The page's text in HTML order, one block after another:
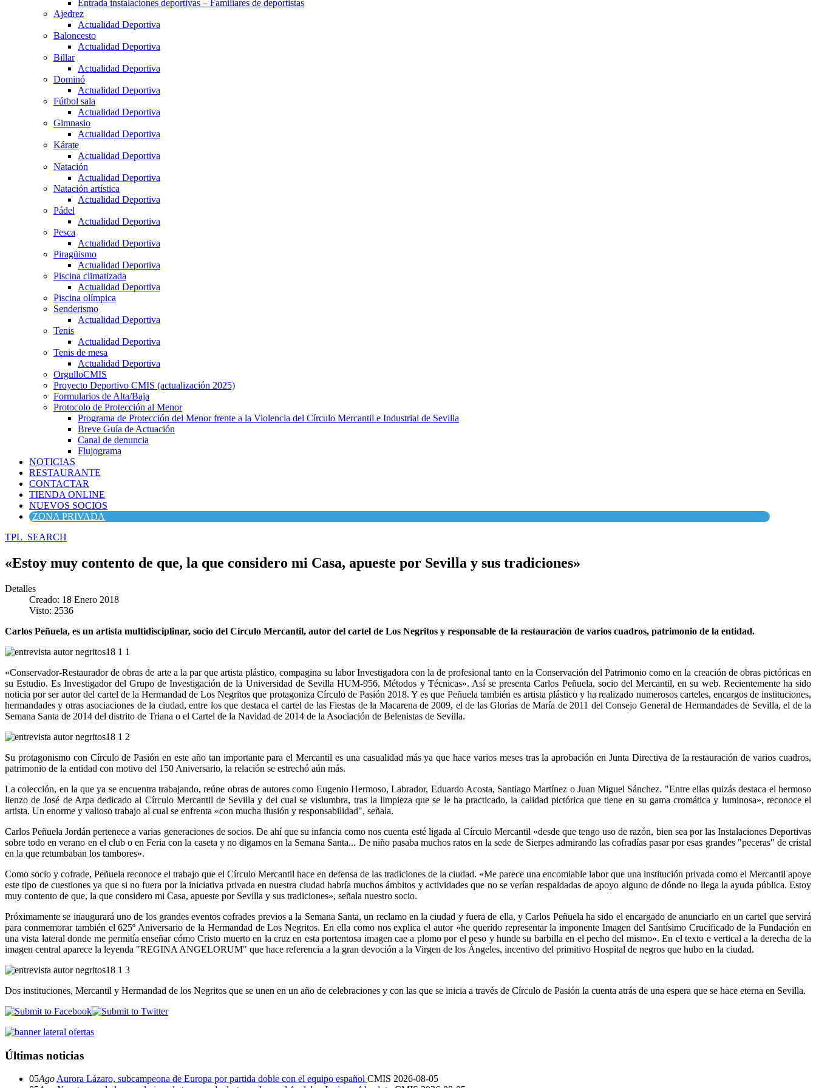
Entrada instalaciones deportivas – Familiares de deportistas
Ajedrez
Actualidad Deportiva
Baloncesto
Actualidad Deportiva
Billar
Actualidad Deportiva
Dominó
Actualidad Deportiva
Fútbol sala
Actualidad Deportiva
Gimnasio
Actualidad Deportiva
Kárate
Actualidad Deportiva
Natación
Actualidad Deportiva
Natación artística
Actualidad Deportiva
Pádel
Actualidad Deportiva
Pesca
Actualidad Deportiva
Piragüismo
Actualidad Deportiva
Piscina climatizada
Actualidad Deportiva
Piscina olímpica
Senderismo
Actualidad Deportiva
Tenis
Actualidad Deportiva
Tenis de mesa
Actualidad Deportiva
OrgulloCMIS
Proyecto Deportivo CMIS (actualización 2025)
Formularios de Alta/Baja
Protocolo de Protección al Menor
Programa de Protección del Menor frente a la Violencia del Círculo Mercantil e Industrial de Sevilla
Breve Guía de Actuación
Canal de denuncia
Flujograma
NOTICIAS
RESTAURANTE
CONTACTAR
TIENDA ONLINE
NUEVOS SOCIOS
ZONA PRIVADA
TPL_SEARCH
«Estoy muy contento de que, la que considero mi Casa, apueste por Sevilla y sus tradiciones»
Detalles
Creado: 18 Enero 2018
Visto: 2536
Carlos Peñuela, es un artista multidisciplinar, socio del Círculo Mercantil, autor del cartel de Los Negritos y responsable de la restauración de varios cuadros, patrimonio de la entidad.
«Conservador-Restaurador de obras de arte a la par que artista plástico, compagina su labor Investigadora con la de profesional tanto en la Conservación del Patrimonio como en la creación de obras pictóricas en
su Estudio. Es Investigador del Grupo de Investigación de la Universidad de Sevilla HUM-956. Métodos y Técnicas». Así se presenta Carlos Peñuela, socio del Mercantil, en su web. Recientemente ha sido
noticia por ser autor del cartel de la Hermandad de Los Negritos que protagoniza Círculo de Pasión 2018. Y es que Peñuela también es artista plástico y ha realizado numerosos carteles, encargos de instituciones,
hermandades y otras asociaciones de la ciudad, entre los que destaca el cartel de las Fiestas de la Macarena de 2009, el de las Glorias de María de 2011 del Consejo General de Hermandades de Sevilla, el de la
Semana Santa de 2014 del distrito de Triana o el Cartel de la Navidad de 2014 de la Asociación de Belenistas de Sevilla.
Su protagonismo con Círculo de Pasión en este año tan importante para el Mercantil es una casualidad más ya que hace varios meses tras la aprobación en Junta Directiva de la restauración de varios cuadros,
patrimonio de la entidad con motivo del 150 Aniversario, la relación se estrechó aún más.
La colección, en la que ya se encuentra trabajando, reúne obras de autores como Eugenio Hermoso, Labrador, Eduardo Acosta, Santiago Martínez o Juan Miguel Sánchez. "Entre ellas quizás destaca el hermoso
lienzo de José de Arpa dedicado al Círculo Mercantil de Sevilla y del cual se vislumbra, tras la limpieza que se le ha practicado, la calidad pictórica que tiene en su gama cromática y luminosa», reconoce el
artista. Un enorme y valioso trabajo al cual se enfrenta «con mucha ilusión y responsabilidad", señala.
Carlos Peñuela Jordán pertenece a varias generaciones de socios. De ahí que su infancia como nos cuenta esté ligada al Círculo Mercantil «desde que tengo uso de razón, bien sea por las Instalaciones Deportivas
sobre todo en verano en el club o en Feria con la caseta y no digamos en la Semana Santa... De niño pasaba muchos ratos en la sede de Sierpes admirando las cofradías pasar por esas grandes "peceras" de cristal
en la que retumbaban los tambores».
Como socio y cofrade, Peñuela reconoce el trabajo que el Círculo Mercantil hace en defensa de las tradiciones de la ciudad. «Me parece una encomiable labor que una institución privada como el Mercantil apoye
este tipo de cuestiones ya que si no fuera por la iniciativa privada en nuestra ciudad habría muchos ámbitos y actividades que no se verían respaldadas de apoyo alguno de dónde no llega la ayuda pública. Estoy
muy contento de que, la que considero mi Casa, apueste por Sevilla y sus tradiciones», señala nuestro socio.
Próximamente se inaugurará uno de los grandes eventos cofrades previos a la Semana Santa, un reclamo en la ciudad y fuera de ella, y Carlos Peñuela ha sido el encargado de anunciarlo en un cartel que servirá
para conmemorar también el 625º Aniversario de la Hermandad de Los Negritos. En ella como nos explica el autor «he querido representar la imponente Imagen del Santísimo Crucificado de la Fundación en
una vista lateral donde me permitía enseñar cómo Cristo muerto en la cruz en esta portentosa imagen cae a plomo por el peso y hunde su barbilla en el pecho del mismo». En el texto e vertical a la derecha de la
imagen central aparece la leyenda "REGINA ANGELORUM" que hace referencia a la gran devoción a la Virgen de los Ángeles, incentivo del primitivo Hospital de negros que hubo en la ciudad.
Dos instituciones, Mercantil y Hermandad de los Negritos que se unen en un año de celebraciones y con las que se inicia a través de Círculo de Pasión la cuenta atrás de una espera que se hace eterna en Sevilla.
Últimas noticias
05Ago Aurora Lázaro, subcampeona de Europa por partida doble con el equipo español CMIS 2026-08-05